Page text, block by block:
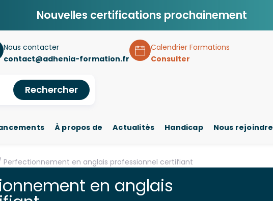
Nouvelles certifications prochainement
Nous contacter
contact@adhenia-formation.fr
Calendrier Formations
Consulter
Rechercher
À propos de Actualités Handicap Nous rejoindre
Perfectionnement en anglais professionnel certifiant
en anglais